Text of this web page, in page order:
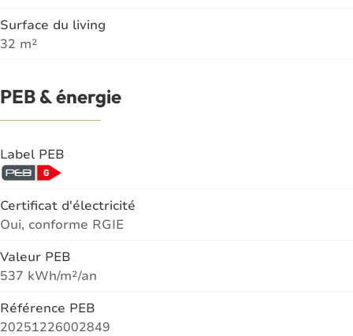
Surface du living
32 m²
PEB & énergie
Label PEB
Certificat d'électricité
Oui, conforme RGIE
Valeur PEB
537 kWh/m²/an
Référence PEB
20251226002849